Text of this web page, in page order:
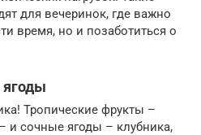
для вечеринок, где важно
время, но и позаботиться о
ягоды
Тропические фрукты –
и сочные ягоды – клубника,